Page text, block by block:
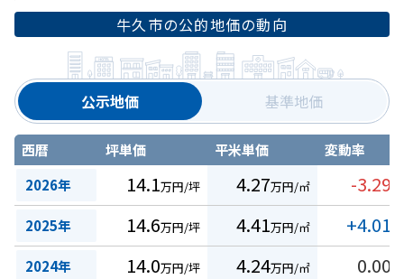
牛久市の公的地価の動向
公示地価 基準地価
西暦 坪単価 平米単価
変動率
2026年
14.1万円/坪 4.27万円/㎡ -3.29
2025年 14.6万円/坪 4.41万円/㎡ +4.01
2024年 14.0万円/坪 4.24万円/㎡ 0.00